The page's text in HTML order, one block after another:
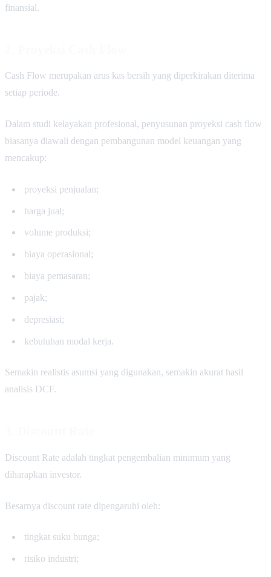
finansial.
Cash Flow merupakan arus kas bersih yang diperkirakan diterima
setiap periode.
Dalam studi kelayakan profesional, penyusunan proyeksi cash flow
biasanya diawali dengan pembangunan model keuangan yang
mencakup:
proyeksi penjualan;
harga jual;
volume produksi;
biaya operasional;
biaya pemasaran;
pajak;
depresiasi;
kebutuhan modal kerja.
Semakin realistis asumsi yang digunakan, semakin akurat hasil
analisis DCF.
Discount Rate adalah tingkat pengembalian minimum yang
diharapkan investor.
Besarnya discount rate dipengaruhi oleh:
tingkat suku bunga;
risiko industri;